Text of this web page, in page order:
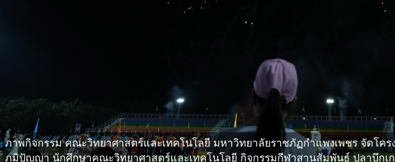
ภาพกิจกรรม คณะวิทยาศาสตร์และเทคโนโลยี มหาวิทยาลัยราชภัฏกำแพงเพชร จัดโ
ภูมิปัญญา นักศึกษาคณะวิทยาศาสตร์และเทคโนโลยี กิจกรรมกีฬาสานสัมพันธ์ ปลาบึกเ